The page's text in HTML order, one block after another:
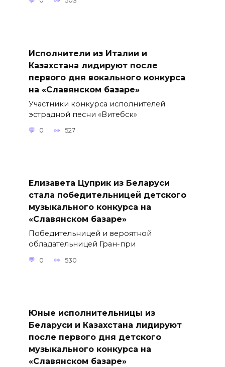
Исполнители из Италии и
Казахстана лидируют после
первого дня вокального конкурса
на «Славянском базаре»
Участники конкурса исполнителей
эстрадной песни «Витебск»
0 527
Елизавета Цуприк из Беларуси
стала победительницей детского
музыкального конкурса на
«Славянском базаре»
Победительницей и вероятной
обладательницей Гран-при
0 530
Юные исполнительницы из
Беларуси и Казахстана лидируют
после первого дня детского
музыкального конкурса на
«Славянском базаре»